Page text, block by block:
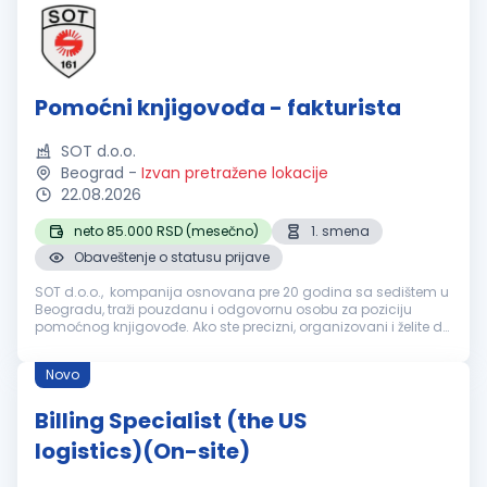
Pomoćni knjigovođa - fakturista
SOT d.o.o.
Beograd - Izvan pretražene lokacije
22.08.2026
neto 85.000 RSD (mesečno)
1. smena
Obaveštenje o statusu prijave
SOT d.o.o., kompanija osnovana pre 20 godina sa sedištem u
Beogradu, traži pouzdanu i odgovornu osobu za poziciju
pomoćnog knjigovođe. Ako ste precizni, organizovani i želite da
profesionalni ra...
Novo
Billing Specialist (the US
logistics)(On-site)